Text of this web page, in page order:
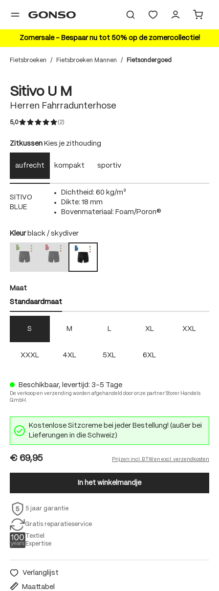
Zomersale – Bespaar nu tot 50% op de zomercollectie!
Fietsbroeken / Fietsbroeken Mannen / Fietsondergoed
Sitivo U M
Herren Fahrradunterhose
5,0 (2)
Zitkussenauswählen
Kies je zithouding
aufrecht kompakt sportiv
SITIVO
BLUE
Dichtheid: 60 kg/m³
Dikte: 18 mm
Bovenmateriaal: Foam/Poron®
Kleurauswählen
black / skydiver
black / bright green
(Deze optie is momenteel niet beschikbaar.)
black / fire
(Deze optie is momenteel niet beschikbaar.)
black / skydiver
Maatauswählen
Standaardmaat
S M L XL XXL
XXXL 4XL 5XL 6XL
Beschikbaar, levertijd: 3-5 Tage
De verkoop en verzending worden afgehandeld door onze partner Storer Handels
GmbH.
Kostenlose Sitzcreme bei jeder Bestellung! (außer bei
Lieferungen in die Schweiz)
€ 69,95 Prijzen incl. BTW en excl. verzendkosten
In het winkelmandje
5 jaar garantie
Gratis reparatieservice
Textiel
Expertise
Verlanglijst
Maattabel